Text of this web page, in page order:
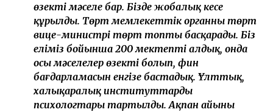
өзекті мәселе бар. Бізде жобалық кеңсе
құрылды. Төрт мемлекеттік органның төрт
вице-министрі төрт топты басқарады. Біз
еліміз бойынша 200 мектепті алдық, онда
осы мәселелер өзекті болып, фин
бағдарламасын енгізе бастадық. Ұлттық,
халықаралық институттардың
психологтары тартылды. Ақпан айының